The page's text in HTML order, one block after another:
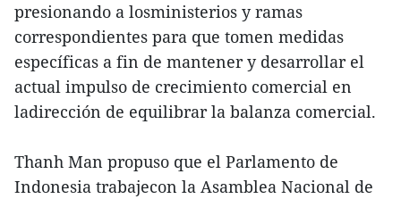
presionando a losministerios y ramas
correspondientes para que tomen medidas
específicas a fin de mantener y desarrollar el
actual impulso de crecimiento comercial en
ladirección de equilibrar la balanza comercial.
Thanh Man propuso que el Parlamento de
Indonesia trabajecon la Asamblea Nacional de